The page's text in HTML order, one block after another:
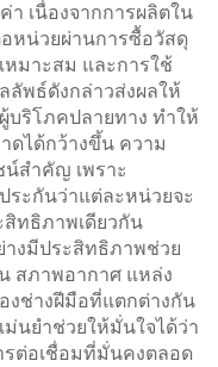
เนื่องจากการผลิตใน
หน่วยผ่านการซื้อวัสดุ
หมาะสม และการใช้
ลัพธ์ดังกล่าวส่งผลให้
ริโภคปลายทาง ทำให้
ดได้กว้างขึ้น ความ
สำคัญ เพราะ
ระกันว่าแต่ละหน่วยจะ
ทธิภาพเดียวกัน
งมีประสิทธิภาพช่วย
สภาพอากาศ แหล่ง
งช่างฝีมือที่แตกต่างกัน
นยำช่วยให้มั่นใจได้ว่า
รต่อเชื่อมที่มั่นคงตลอด